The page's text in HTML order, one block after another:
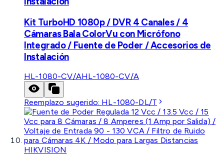
Kit TurboHD 1080p / DVR 4 Canales / 4
Cámaras Bala ColorVu con Micrófono
Integrado / Fuente de Poder / Accesorios de
Instalación
HL-1080-CV/AHL-1080-CV/A
Reemplazo sugerido: HL-1080-DL/T
HIKVISION